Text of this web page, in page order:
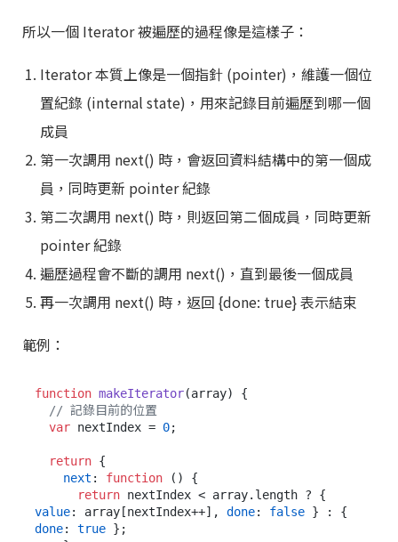
所以一個 Iterator 被遍歷的過程像是這樣子：
Iterator 本質上像是一個指針 (pointer)，維護一個位
置紀錄 (internal state)，用來記錄目前遍歷到哪一個
成員
第一次調用 next() 時，會返回資料結構中的第一個成
員，同時更新 pointer 紀錄
第二次調用 next() 時，則返回第二個成員，同時更新
pointer 紀錄
遍歷過程會不斷的調用 next()，直到最後一個成員
再一次調用 next() 時，返回 {done: true} 表示結束
範例：
function makeIterator(array) {
// 記錄目前的位置
var nextIndex = 0;
return {
next : function ( ) {
return nextIndex < array. length
value: array[nextIndex++], done: false
done: true };